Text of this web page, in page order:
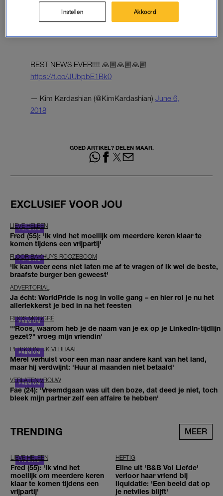
machtigste man op aarde over te halen. Er wordt verwacht dat
Alice snel vrijkomt en dat vindt Kim ‘het beste nieuws ooit’, laat
BEST NEWS EVER!!!! 🙏🏼🙏🏼🙏🏼
https://t.co/JUbpbE1Bk0
— Kim Kardashian (@KimKardashian) June 6,
2018
GOED ARTIKEL? DELEN MAAR.
EXCLUSIEF VOOR JOU
LIEVE HELEEN
Fred (55): 'Ik vind het moeilijk om meerdere keren klaar te
komen tijdens een vrijpartij'
FLOOR BAKHUYS ROOZEBOOM
'Ik kan weer eens niet laten me af te vragen of ik wel de beste,
braafste burger ben geweest'
ADVERTORIAL
Ja écht: WorldPride is nog in volle gang – en hier rol je nu het
allerlekkerst je bed in na het feesten
ROOS MOGGRÉ
'"Roos, waarom heb je de naam van je ex op je LinkedIn-tijdlijn
gezet?" vroeg mijn vriendin'
PERSOONLIJK VERHAAL
Merel verhuist voor een man naar andere kant van het land,
maar hij verdwijnt: 'Huur al maanden niet betaald'
VERLATEN VROUW
Fae (24): 'Vreemdgaan was uit den boze, dat deed je niet, toch
bleek mijn partner zelf een affaire te hebben'
TRENDING MEER
LIEVE HELEEN
Fred (55): 'Ik vind het
moeilijk om meerdere keren
klaar te komen tijdens een
vrijpartij'
HEFTIG
Eline uit 'B&B Vol Liefde'
verloor haar vriend bij
liquidatie: 'Een beeld dat op
je netvlies blijft'
Instellen Akkoord